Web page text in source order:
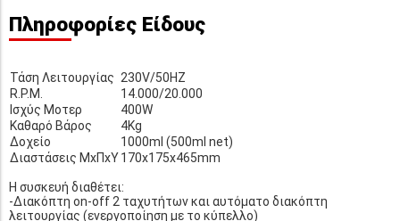
Πληροφορίες Είδους
Τάση Λειτουργίας 230V/50HZ
R.P.M.
14.000/20.000
Ισχύς Μοτερ
400W
Καθαρό Βάρος
4Kg
Δοχείο
1000ml (500ml net)
Διαστάσεις ΜxΠxΥ170x175x465mm
Η συσκευή διαθέτει:
-Διακόπτη on-off 2 ταχυτήτων και αυτόματο διακόπτη
λειτουργίας (ενεργοποίηση με το κύπελλο)